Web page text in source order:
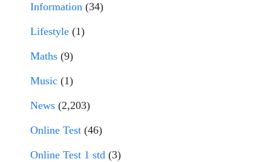
Information (34)
Lifestyle (1)
Maths (9)
Music (1)
News (2,203)
Online Test (46)
Online Test 1 std (3)